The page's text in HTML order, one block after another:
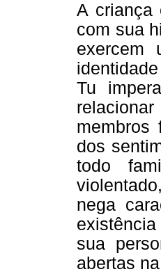
A criança
com sua
exercem
Tu
membros
dos
todo
nega
sua
abertas